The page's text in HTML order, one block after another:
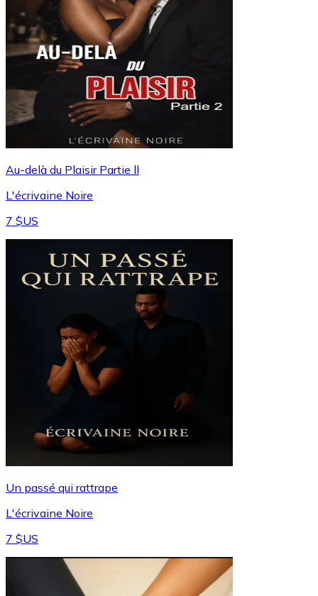
Au-delà du Plaisir Partie ll
L'écrivaine Noire
7 $US
Un passé qui rattrape
L'écrivaine Noire
7 $US